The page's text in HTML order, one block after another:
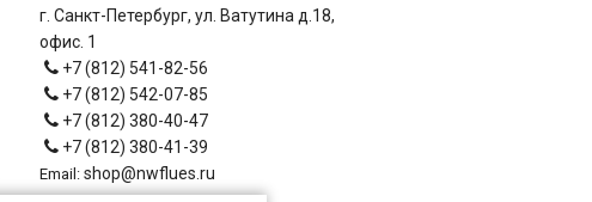
г. Санкт-Петербург, ул. Ватутина д.18,
офис. 1
+7 (812) 541-82-56
+7 (812) 542-07-85
+7 (812) 380-40-47
+7 (812) 380-41-39
Email: shop@nwflues.ru